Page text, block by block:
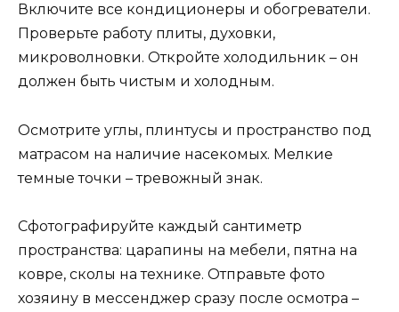
Включите все кондиционеры и обогреватели.
Проверьте работу плиты, духовки,
микроволновки. Откройте холодильник – он
должен быть чистым и холодным.
Осмотрите углы, плинтусы и пространство под
матрасом на наличие насекомых. Мелкие
темные точки – тревожный знак.
Сфотографируйте каждый сантиметр
пространства: царапины на мебели, пятна на
ковре, сколы на технике. Отправьте фото
хозяину в мессенджер сразу после осмотра –